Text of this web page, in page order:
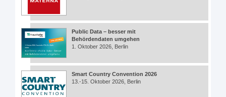
Public Data – besser mit
Behördendaten umgehen
1. Oktober 2026, Berlin
Smart Country Convention 2026
13.-15. Oktober 2026, Berlin